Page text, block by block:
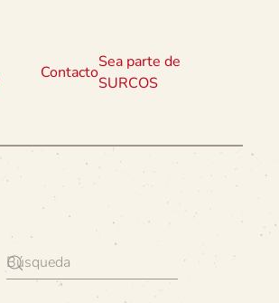
Contacto
Sea parte de
SURCOS